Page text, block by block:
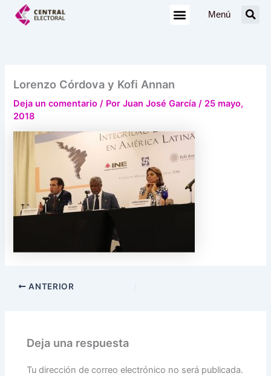
Menú
Lorenzo Córdova y Kofi Annan
Deja un comentario / PorJuan José García/ 25 mayo,
2018
ANTERIOR
Deja una respuesta
Tu dirección de correo electrónico no será publicada.